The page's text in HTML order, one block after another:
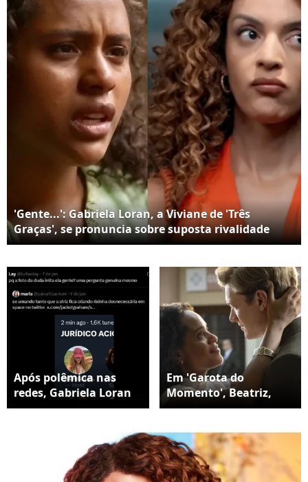
em produções dignas
da realeza
'Gente...': Gabriela Loran, a Viviane de 'Três
Graças', se pronuncia sobre suposta rivalidade
com Duda Santos, a Beatriz de 'Garota do
Após polêmica nas
redes, Gabriela Loran
se pronuncia e
“Gente é meme!!!!!”
Em 'Garota do
Momento', Beatriz,
vivida por Duda
Beto, personagem do
ator Pedro Novaes